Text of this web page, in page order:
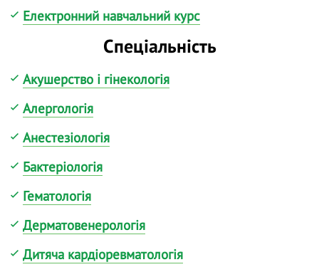
Електронний навчальний курс
Спеціальність
Акушерство і гінекологія
Алергологія
Анестезіологія
Бактеріологія
Гематологія
Дерматовенерологія
Дитяча кардіоревматологія